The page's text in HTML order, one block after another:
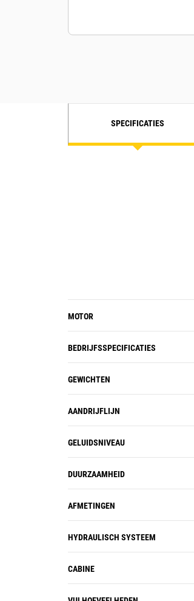
SPECIFICATIES
MOTOR
BEDRIJFSSPECIFICATIES
GEWICHTEN
AANDRIJFLIJN
GELUIDSNIVEAU
DUURZAAMHEID
AFMETINGEN
HYDRAULISCH SYSTEEM
CABINE